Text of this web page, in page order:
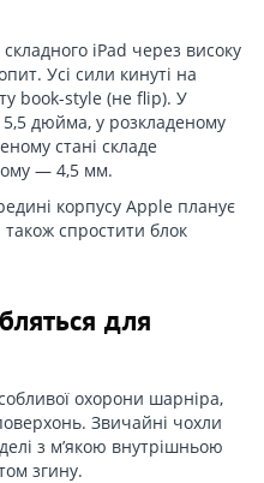
iPad через високу
Усі сили кинуті на
book-style (не flip). У
дюйма, у розкладеному
стані складе
— 4,5 мм.
корпусу Apple планує
спростити блок
для
охорони шарніра,
Звичайні чохли
з м’якою внутрішньою
згину.